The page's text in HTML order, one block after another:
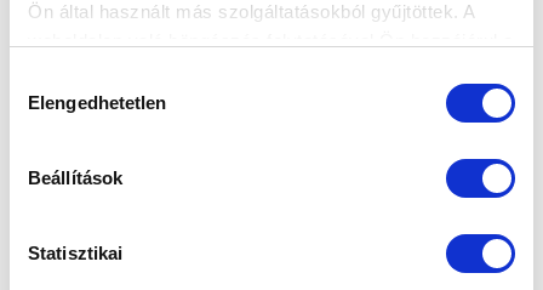
Ön által használt más szolgáltatásokból gyűjtöttek. A
kiválasztása
Elengedhetetlen
Beállítások
Statisztikai